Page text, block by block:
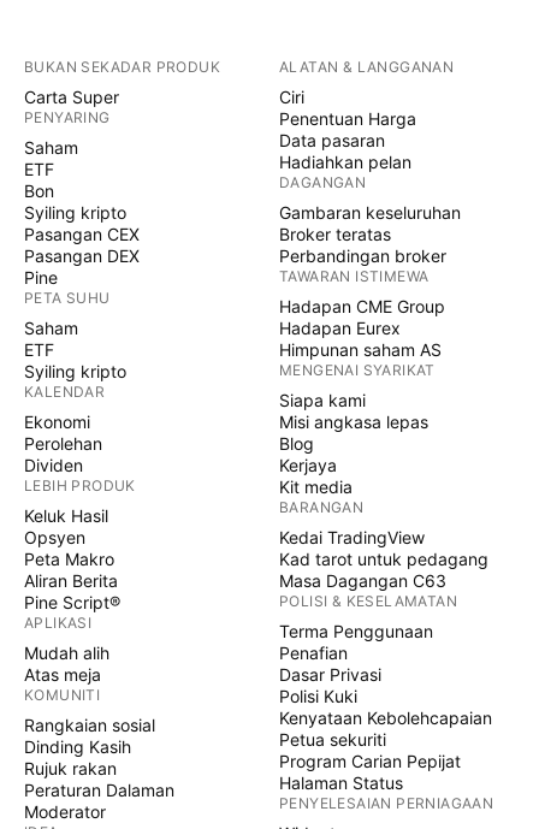
BUKAN SEKADAR PRODUK
Carta Super
PENYARING
Saham
ETF
Bon
Syiling kripto
Pasangan CEX
Pasangan DEX
Pine
PETA SUHU
Saham
ETF
Syiling kripto
KALENDAR
Ekonomi
Perolehan
Dividen
LEBIH PRODUK
Keluk Hasil
Opsyen
Peta Makro
Aliran Berita
Pine Script®
APLIKASI
Mudah alih
Atas meja
KOMUNITI
Rangkaian sosial
Dinding Kasih
Rujuk rakan
Peraturan Dalaman
Moderator
ALATAN & LANGGANAN
Ciri
Penentuan Harga
Data pasaran
Hadiahkan pelan
DAGANGAN
Gambaran keseluruhan
Broker teratas
Perbandingan broker
TAWARAN ISTIMEWA
Hadapan CME Group
Hadapan Eurex
Himpunan saham AS
MENGENAI SYARIKAT
Siapa kami
Misi angkasa lepas
Blog
Kerjaya
Kit media
BARANGAN
Kedai TradingView
Kad tarot untuk pedagang
Masa Dagangan C63
POLISI & KESELAMATAN
Terma Penggunaan
Penafian
Dasar Privasi
Polisi Kuki
Kenyataan Kebolehcapaian
Petua sekuriti
Program Carian Pepijat
Halaman Status
PENYELESAIAN PERNIAGAAN